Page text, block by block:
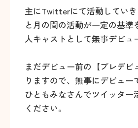
主にTwitterにて活動してい
と月の間の活動が一定の基準
人キャストとして無事デビュ
まだデビュー前の【プレデビ
りますので、無事にデビュー
ひともみなさんでツイッター
ください。